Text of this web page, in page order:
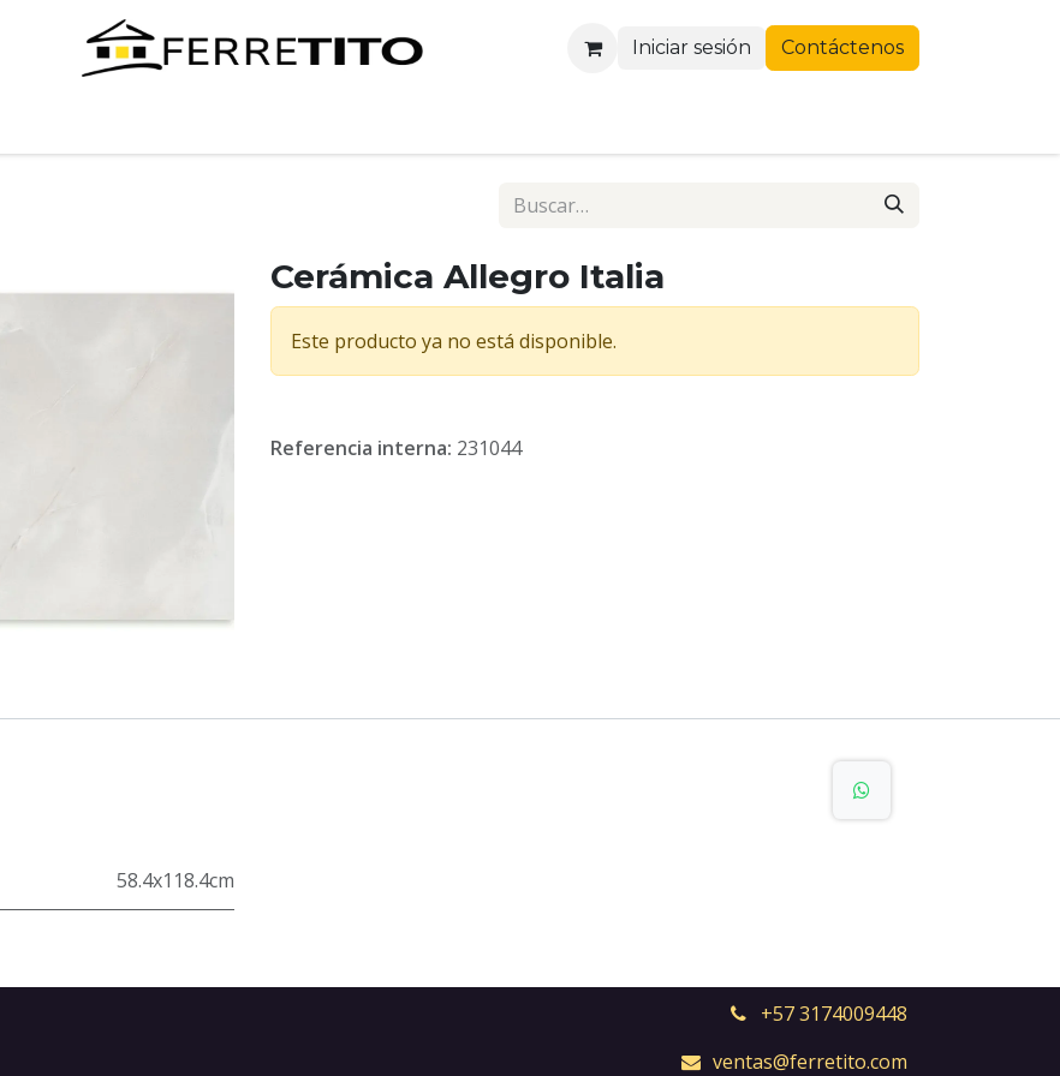
Iniciar sesión Contáctenos
Cerámica Allegro Italia
Este producto ya no está disponible.
Referencia interna: 231044
58.4x118.4cm
+57 3174009448
ventas@ferretito.com